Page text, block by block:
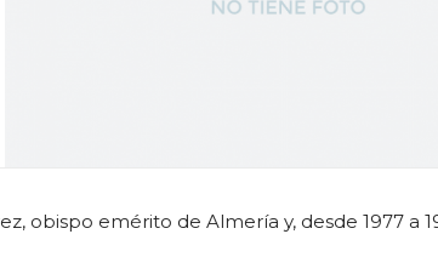
obispo emérito de Almería y, desde 1977 a